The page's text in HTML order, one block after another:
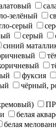
зелёный
серый
серый
синий
фуксия
чёрный,
белая
белая